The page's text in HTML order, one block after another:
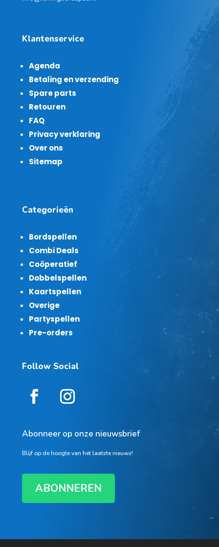
Klantenservice
Agenda
Betaling en verzending
Spare parts
Retouren
FAQ
Privacy verklaring
Over ons
Sitemap
Categorieën
Bordspellen
Combi Deals
Coöperatief
Dobbelspellen
Kaartspellen
Overige
Partyspellen
Pre-orders
Follow Social
Abonneer op onze nieuwsbrief
Blijf op de hoogte van het laatste nieuws!
ABONNEREN